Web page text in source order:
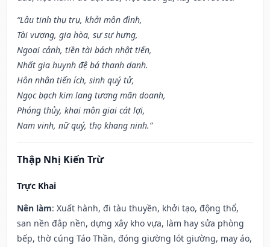
“Lâu tinh thụ trụ, khởi môn đình,
Tài vượng, gia hòa, sự sự hưng,
Ngoại cảnh, tiền tài bách nhật tiến,
Nhất gia huynh đệ bá thanh danh.
Hôn nhân tiến ích, sinh quý tử,
Ngọc bạch kim lang tương mãn doanh,
Phóng thủy, khai môn giai cát lợi,
Nam vinh, nữ quý, thọ khang ninh.”
Thập Nhị Kiến Trừ
Trực Khai
Nên làm: Xuất hành, đi tàu thuyền, khởi tạo, động thổ,
san nền đắp nền, dựng xây kho vựa, làm hay sửa phòng
bếp, thờ cúng Táo Thần, đóng giường lót giường, may áo,